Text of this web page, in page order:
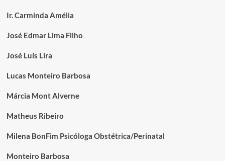
Ir. Carminda Amélia
José Edmar Lima Filho
José Luís Lira
Lucas Monteiro Barbosa
Márcia Mont Alverne
Matheus Ribeiro
Milena BonFim Psicóloga Obstétrica/Perinatal
Monteiro Barbosa